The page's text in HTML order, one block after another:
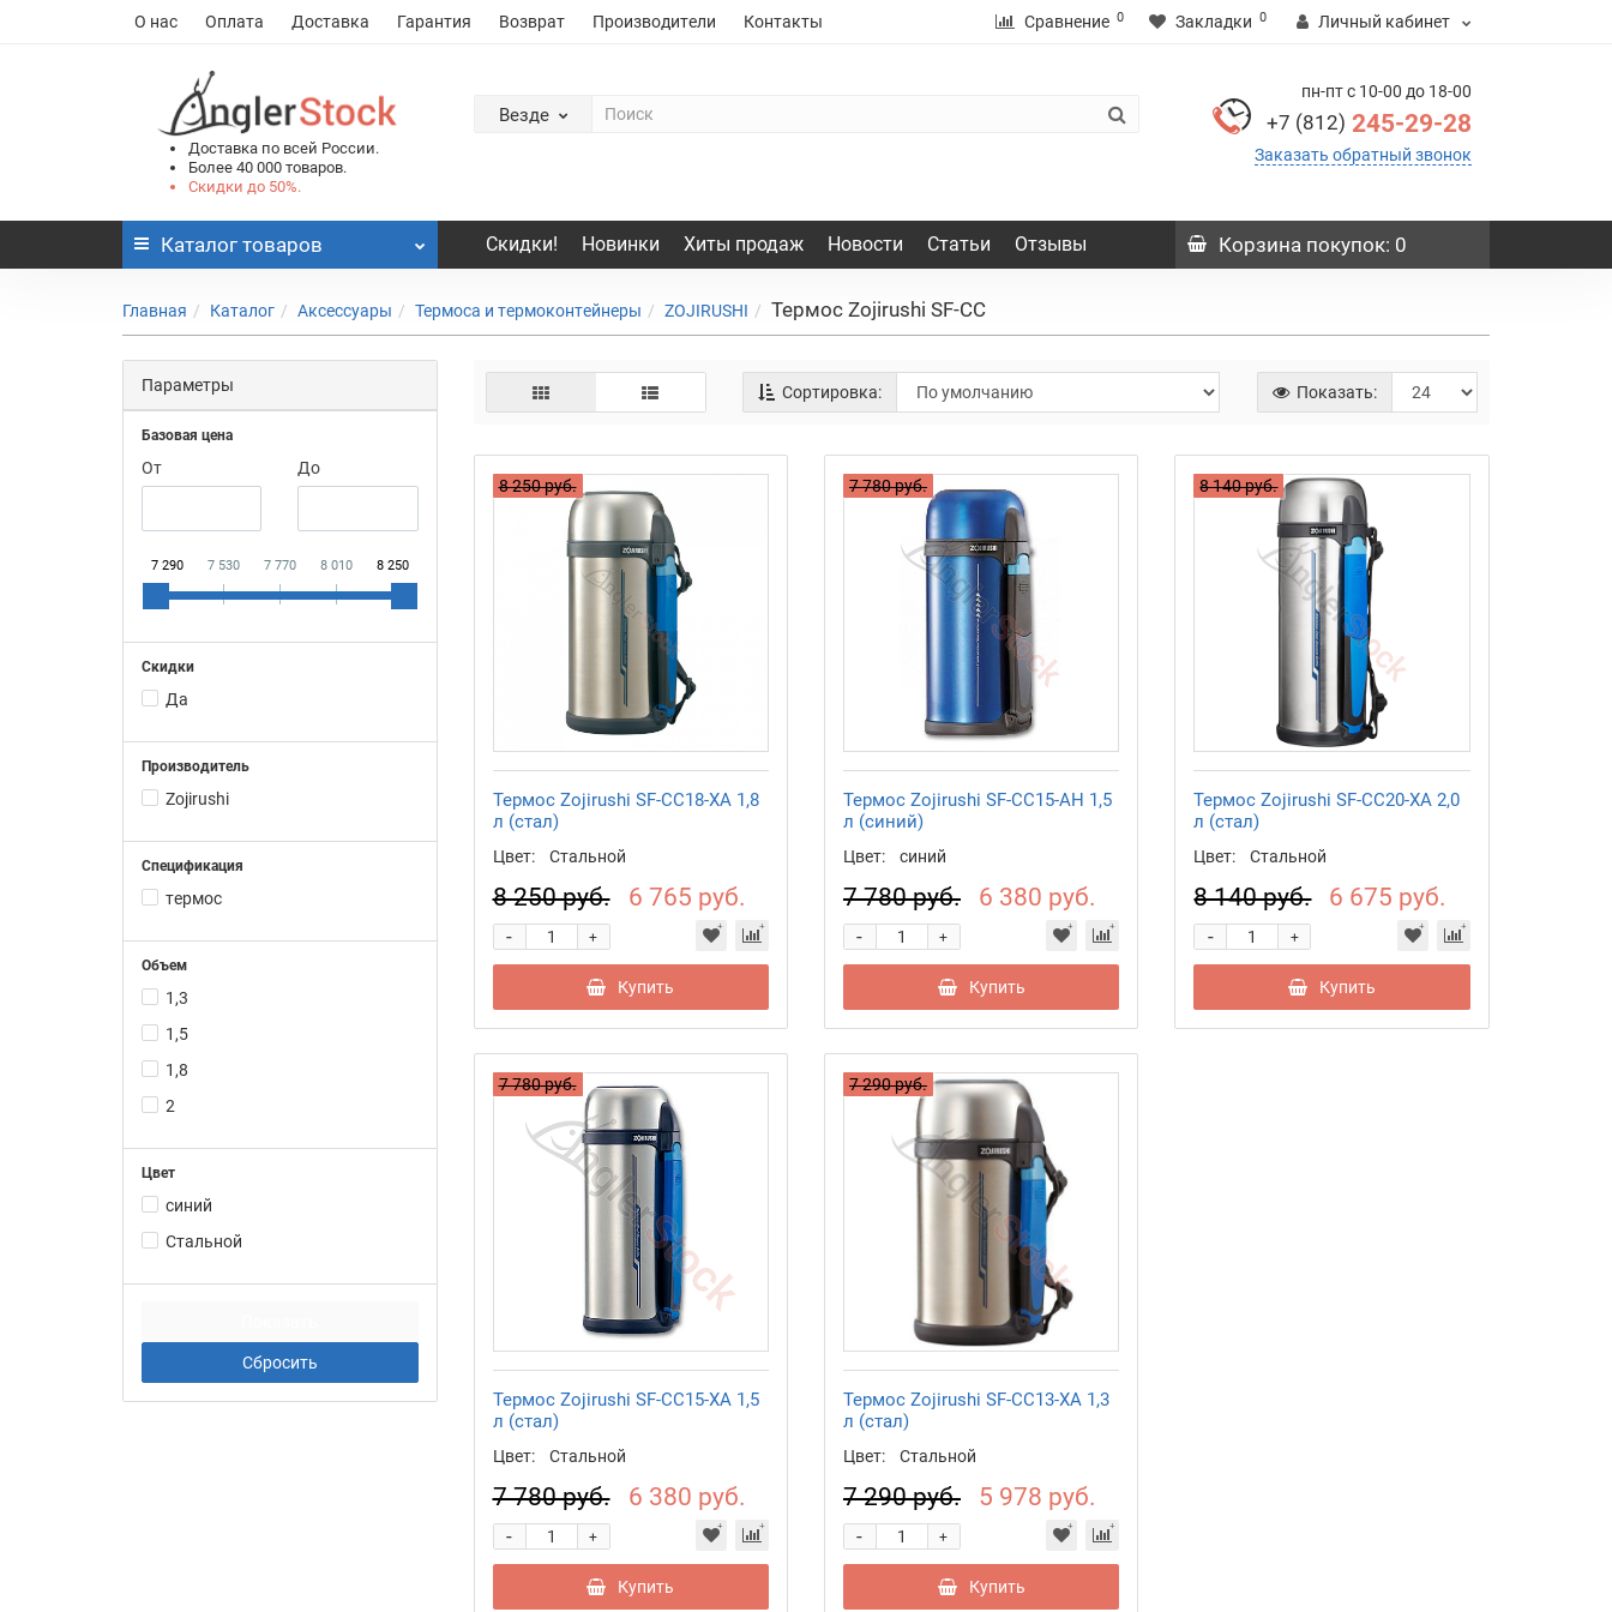
О нас Оплата Доставка Гарантия Возврат Производители Контакты Сравнение 0 Закладки 0 Личный кабинет
Доставка по всей России.
Более 40 000 товаров.
Скидки до 50%.
Везде
пн-пт с 10-00 до 18-00
+7 (812) 245-29-28
Заказать обратный звонок
Каталог товаров Скидки! Новинки Хиты продаж Новости Статьи Отзывы Корзина покупок: 0
Главная Каталог Аксессуары Термоса и термоконтейнеры ZOJIRUSHI Термос Zojirushi SF-CC
Параметры
Базовая цена
От До
7 290 7 530 7 770 8 010 8 250
Скидки
Да
Производитель
Zojirushi
Спецификация
термос
Объем
1,3
1,5
1,8
2
Цвет
синий
Стальной
Сортировка: Показать:
8 250 руб.
Термос Zojirushi SF-CC18-XA 1,8
л (стал)
Цвет: Стальной
8 250 руб. 6 765 руб.
+
-
Купить
7 780 руб.
Термос Zojirushi SF-CC15-AH 1,5
л (синий)
Цвет: синий
7 780 руб. 6 380 руб.
+
-
Купить
8 140 руб.
Термос Zojirushi SF-CC20-XA 2,0
л (стал)
Цвет: Стальной
8 140 руб. 6 675 руб.
+
-
Купить
7 780 руб.
Термос Zojirushi SF-CC15-XA 1,5
л (стал)
Цвет: Стальной
7 780 руб. 6 380 руб.
+
-
Купить
7 290 руб.
Термос Zojirushi SF-CC13-XA 1,3
л (стал)
Цвет: Стальной
7 290 руб. 5 978 руб.
+
-
Купить